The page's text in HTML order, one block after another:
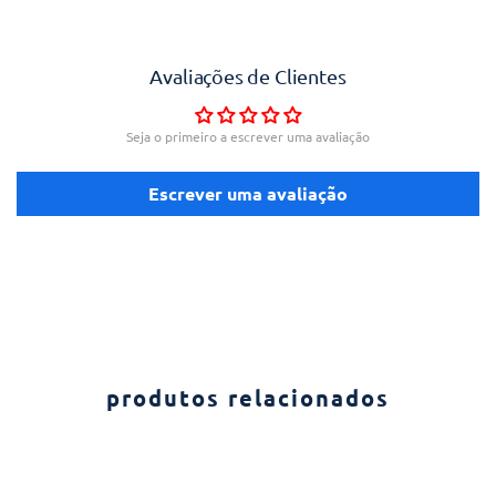
Avaliações de Clientes
Seja o primeiro a escrever uma avaliação
Escrever uma avaliação
produtos relacionados